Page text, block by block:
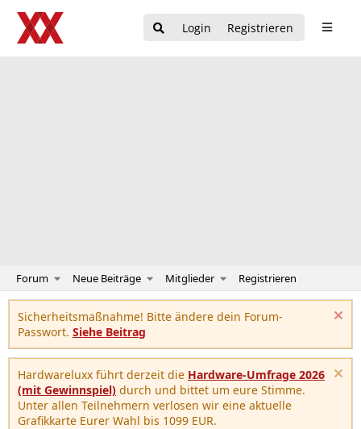
Login Registrieren
Forum Neue Beiträge Mitglieder Registrieren
Sicherheitsmaßnahme! Bitte ändere dein Forum-
Passwort. Siehe Beitrag
Hardwareluxx führt derzeit die Hardware-Umfrage 2026
(mit Gewinnspiel) durch und bittet um eure Stimme.
Unter allen Teilnehmern verlosen wir eine aktuelle
Grafikkarte Eurer Wahl bis 1099 EUR.